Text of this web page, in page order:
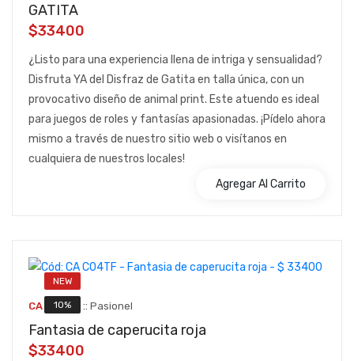
GATITA
$33400
¿Listo para una experiencia llena de intriga y sensualidad?
Disfruta YA del Disfraz de Gatita en talla única, con un
provocativo diseño de animal print. Este atuendo es ideal
para juegos de roles y fantasías apasionadas. ¡Pídelo ahora
mismo a través de nuestro sitio web o visítanos en
cualquiera de nuestros locales!
Agregar Al Carrito
NEW
10%
CA C04TF :: Pasionel
Fantasia de caperucita roja
$33400